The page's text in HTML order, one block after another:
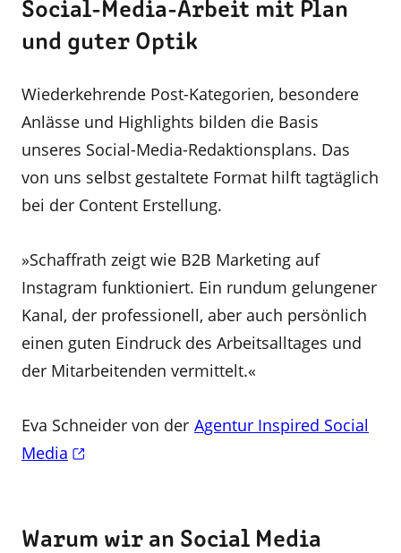
Social-Media-Arbeit mit Plan
und guter Optik
Wiederkehrende Post-Kategorien, besondere
Anlässe und Highlights bilden die Basis
unseres Social-Media-Redaktionsplans. Das
von uns selbst gestaltete Format hilft tagtäglich
bei der Content Erstellung.
»Schaffrath zeigt wie B2B Marketing auf
Instagram funktioniert. Ein rundum gelungener
Kanal, der professionell, aber auch persönlich
einen guten Eindruck des Arbeitsalltages und
der Mitarbeitenden vermittelt.«
Eva Schneider von der Agentur Inspired Social
Media
Warum wir an Social Media